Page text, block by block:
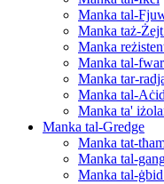
Manka tal-
Manka taż-
Manka
Manka tal-
Manka tar-
Manka tal-
Manka ta'
Manka tal-Gredge
Manka tat-
Manka tal-
Manka tal-